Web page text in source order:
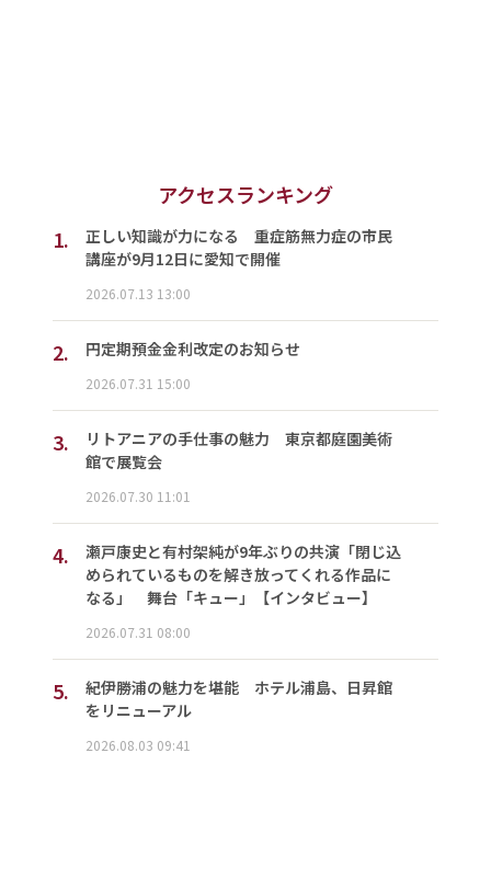
アクセスランキング
1.
正しい知識が力になる 重症筋無力症の市民
講座が9月12日に愛知で開催
2026.07.13 13:00
2. 円定期預金金利改定のお知らせ
2026.07.31 15:00
3.
リトアニアの手仕事の魅力 東京都庭園美術
館で展覧会
2026.07.30 11:01
4.
瀬戸康史と有村架純が9年ぶりの共演「閉じ込
められているものを解き放ってくれる作品に
なる」 舞台「キュー」【インタビュー】
2026.07.31 08:00
5.
紀伊勝浦の魅力を堪能 ホテル浦島、日昇館
をリニューアル
2026.08.03 09:41